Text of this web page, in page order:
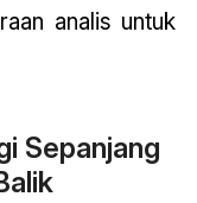
analis untuk
Sepanjang